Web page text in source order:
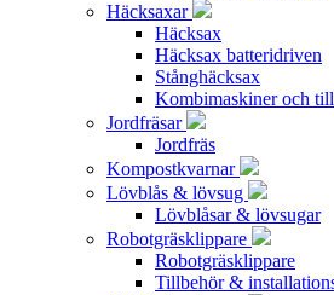
Häcksaxar
Häcksax
Häcksax batteridriven
Stånghäcksax
Kombimaskiner och
Jordfräsar
Jordfräs
Kompostkvarnar
Lövblås & lövsug
Lövblåsar & lövsugar
Robotgräsklippare
Robotgräsklippare
Tillbehör &